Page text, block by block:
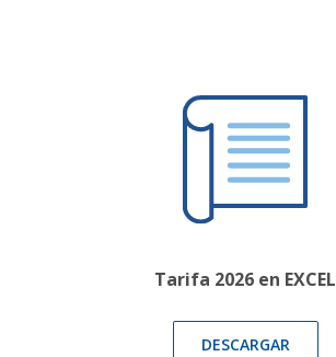
Tarifa 2026 en EXCEL
DESCARGAR